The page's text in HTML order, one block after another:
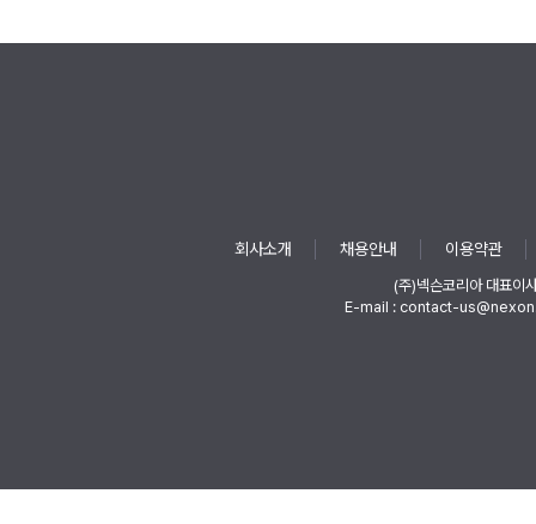
회사소개 채용안내 이용약관
(주)넥슨코리아 대표이
E-mail : contact-